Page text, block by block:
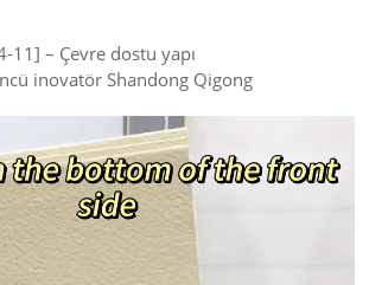
11] – Çevre dostu yapı
inovatör Shandong Qigong
tesisinde Güney Koreli bir
...